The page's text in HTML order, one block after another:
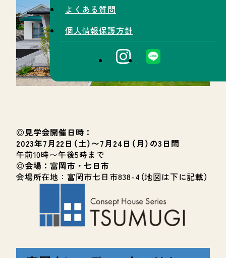
よくある質問
個人情報保護方針
◎見学会開催日時：
2023年7月22日（土）〜7月24日（月）の3日間
午前10時〜午後5時まで
◎会場：富岡市・七日市
会場所在地：富岡市七日市838-4（地図は下に記載）